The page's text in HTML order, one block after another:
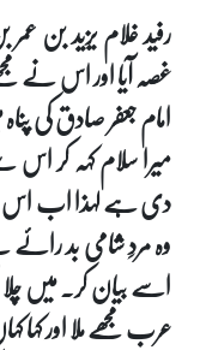
رفید غلام یزید بن
غصہ آیا اور اس نے
امام جعفر صادق کی
میرا سلام کہہ کر اس
دی ہے لہذا اب اس
وہ مردِ شامی بد رائے
اسے بیان کر۔ میں
عرب مجھے ملا اور کہا